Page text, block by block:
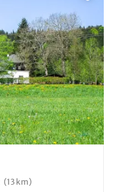
(13 km)